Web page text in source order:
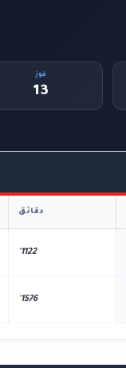
فوز
13
دقائق
1122'
1576'